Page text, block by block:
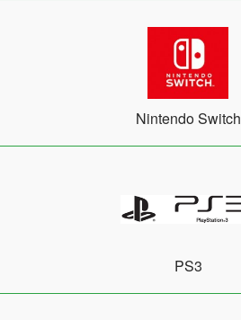
Nintendo Switch
PS3